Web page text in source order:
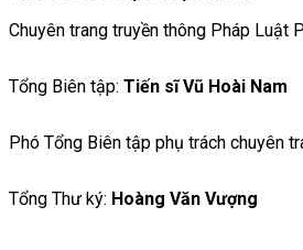
Chuyên trang truyền thông Pháp Luật
Tổng Biên tập: Tiến sĩ Vũ Hoài Nam
Phó Tổng Biên tập phụ trách chuyên
Tổng Thư ký: Hoàng Văn Vượng